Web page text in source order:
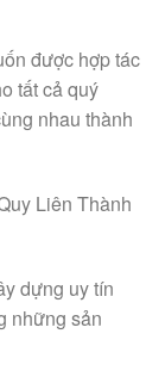
được hợp tác
tất cả quý
nhau thành
Liên Thành
dựng uy tín
những sản